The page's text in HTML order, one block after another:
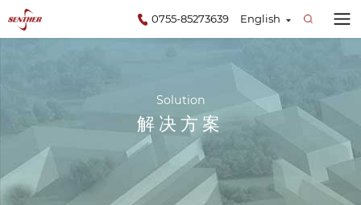
English
0755-85273639
Solution
解决方案